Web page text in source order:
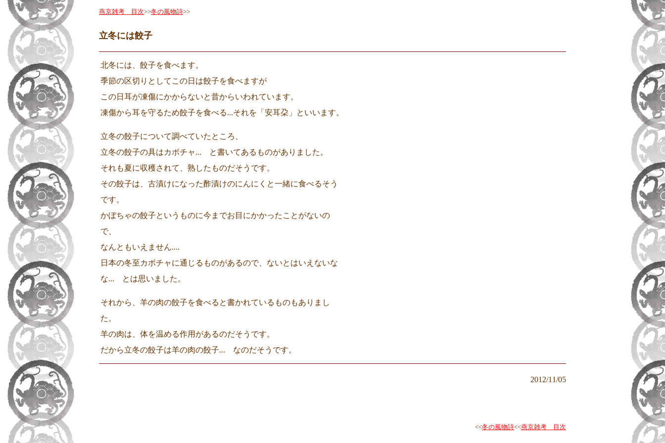
燕京雑考 目次>>冬の風物詩>>
立冬には餃子
北冬には、餃子を食べます。
季節の区切りとしてこの日は餃子を食べますが
この日耳が凍傷にかからないと昔からいわれています。
凍傷から耳を守るため餃子を食べる...それを「安耳朶」といいます。
立冬の餃子について調べていたところ、
立冬の餃子の具はカボチャ... と書いてあるものがありました。
それも夏に収穫されて、熟したものだそうです。
その餃子は、古漬けになった酢漬けのにんにくと一緒に食べるそう
です。
かぼちゃの餃子というものに今までお目にかかったことがないの
で、
なんともいえません....
日本の冬至カボチャに通じるものがあるので、ないとはいえないな
な... とは思いました。
それから、羊の肉の餃子を食べると書かれているものもありまし
た。
羊の肉は、体を温める作用があるのだそうです。
だから立冬の餃子は羊の肉の餃子... なのだそうです。
2012/1 1/05
<<冬の風物詩<<燕京雑考 目次